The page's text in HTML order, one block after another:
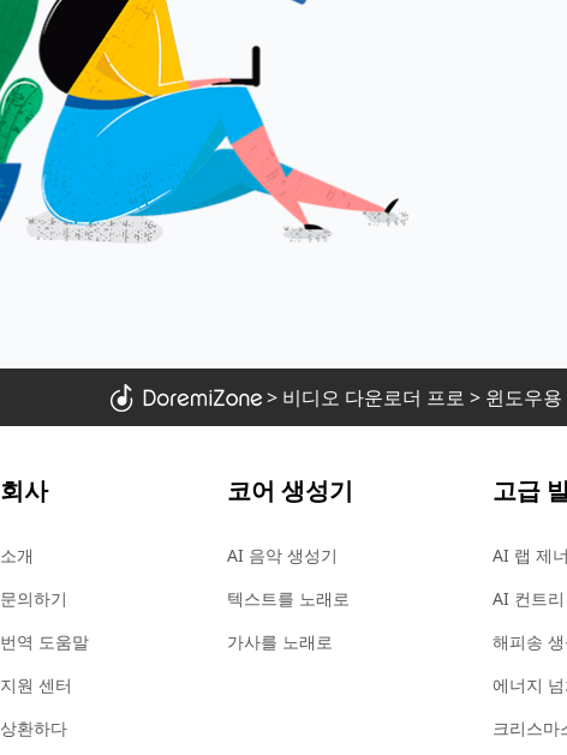
> 비디오 다운로더 프로 > 윈도우
회사
소개
문의하기
번역 도움말
지원 센터
상환하다
코어 생성기
AI 음악 생성기
텍스트를 노래로
가사를 노래로
고급
AI 랩 제
AI 컨트
해피송
에너지
크리스마